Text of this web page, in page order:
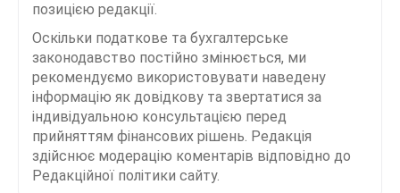
позицією редакції.
Оскільки податкове та бухгалтерське
законодавство постійно змінюється, ми
рекомендуємо використовувати наведену
інформацію як довідкову та звертатися за
індивідуальною консультацією перед
прийняттям фінансових рішень. Редакція
здійснює модерацію коментарів відповідно до
Редакційної політики сайту.